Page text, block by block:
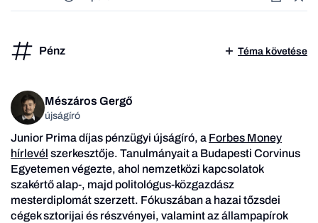
Pénz Téma követése
Mészáros Gergő
újságíró
Junior Prima díjas pénzügyi újságíró, a Forbes Money
hírlevél szerkesztője. Tanulmányait a Budapesti Corvinus
Egyetemen végezte, ahol nemzetközi kapcsolatok
szakértő alap-, majd politológus-közgazdász
mesterdiplomát szerzett. Fókuszában a hazai tőzsdei
cégek sztorijai és részvényei, valamint az állampapírok